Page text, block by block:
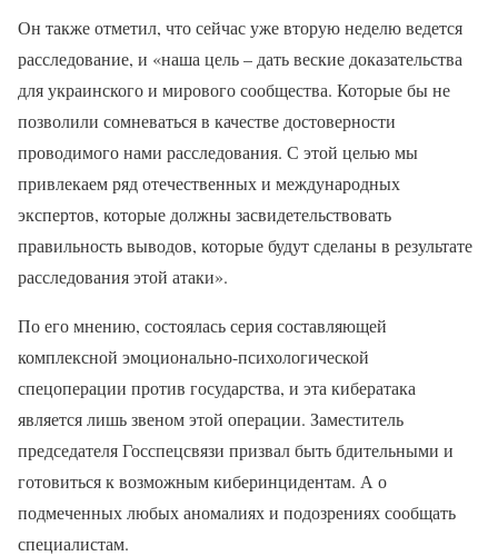
Он также отметил, что сейчас уже вторую неделю ведется
расследование, и «наша цель – дать веские доказательства
для украинского и мирового сообщества. Которые бы не
позволили сомневаться в качестве достоверности
проводимого нами расследования. С этой целью мы
привлекаем ряд отечественных и международных
экспертов, которые должны засвидетельствовать
правильность выводов, которые будут сделаны в результате
расследования этой атаки».
По его мнению, состоялась серия составляющей
комплексной эмоционально-психологической
спецоперации против государства, и эта кибератака
является лишь звеном этой операции. Заместитель
председателя Госспецсвязи призвал быть бдительными и
готовиться к возможным киберинцидентам. А о
подмеченных любых аномалиях и подозрениях сообщать
специалистам.